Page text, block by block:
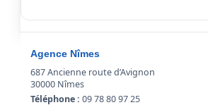
Agence Nîmes
687 Ancienne route d’Avignon
30000 Nîmes
Téléphone : 09 78 80 97 25